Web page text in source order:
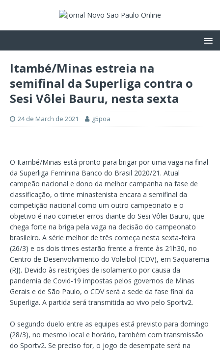
Itambé/Minas estreia na
semifinal da Superliga contra o
Sesi Vôlei Bauru, nesta sexta
24 de March de 2021 g5poa
O Itambé/Minas está pronto para brigar por uma vaga na final
da Superliga Feminina Banco do Brasil 2020/21. Atual
campeão nacional e dono da melhor campanha na fase de
classificação, o time minastenista encara a semifinal da
competição nacional como um outro campeonato e o
objetivo é não cometer erros diante do Sesi Vôlei Bauru, que
chega forte na briga pela vaga na decisão do campeonato
brasileiro. A série melhor de três começa nesta sexta-feira
(26/3) e os dois times estarão frente a frente às 21h30, no
Centro de Desenvolvimento do Voleibol (CDV), em Saquarema
(RJ). Devido às restrições de isolamento por causa da
pandemia de Covid-19 impostas pelos governos de Minas
Gerais e de São Paulo, o CDV será a sede da fase final da
Superliga. A partida será transmitida ao vivo pelo Sportv2.
O segundo duelo entre as equipes está previsto para domingo
(28/3), no mesmo local e horário, também com transmissão
do Sportv2. Se preciso for, o jogo de desempate será na